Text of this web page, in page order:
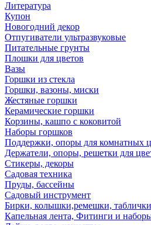
Литература
Купон
Новогодний декор
Отпугиватели ультразвуковые
Питательные грунты
Плошки для цветов
Вазы
Горшки из стекла
Горшки, вазоны, миски
Жестяные горшки
Керамические горшки
Корзины, кашпо с коковитой
Наборы горшков
Поддержки, опоры для комнатных
Держатели, опоры, решетки для
Стикеры, декоры
Садовая техника
Пруды, бассейны
Садовый инструмент
Бирки, колышки,ремешки,
Капельная лента, Фитинги и